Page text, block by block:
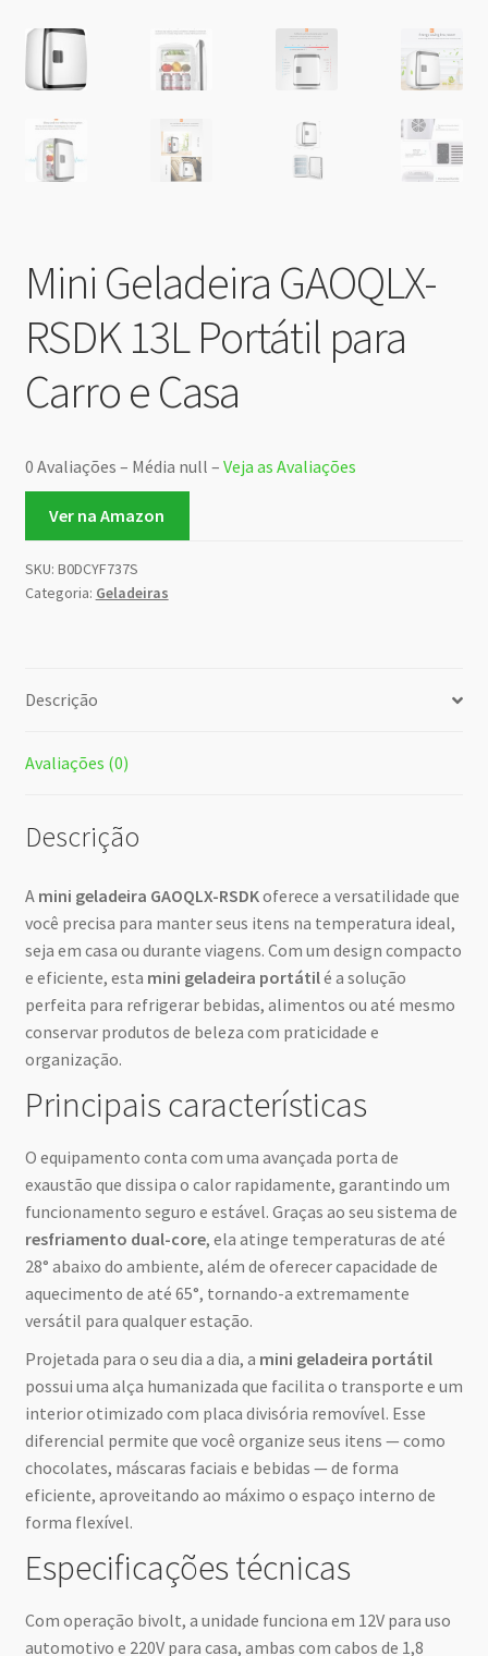
Mini Geladeira GAOQLX-
RSDK 13L Portátil para
Carro e Casa
0 Avaliações – Média null – Veja as Avaliações
Ver na Amazon
SKU: B0DCYF737S
Categoria: Geladeiras
Descrição
Avaliações (0)
Descrição
A mini geladeira GAOQLX-RSDKoferece a versatilidade que
você precisa para manter seus itens na temperatura ideal,
seja em casa ou durante viagens. Com um design compacto
e eficiente, esta mini geladeira portátilé a solução
perfeita para refrigerar bebidas, alimentos ou até mesmo
conservar produtos de beleza com praticidade e
organização.
Principais características
O equipamento conta com uma avançada porta de
exaustão que dissipa o calor rapidamente, garantindo um
funcionamento seguro e estável. Graças ao seu sistema de
resfriamento dual-core, ela atinge temperaturas de até
28° abaixo do ambiente, além de oferecer capacidade de
aquecimento de até 65°, tornando-a extremamente
versátil para qualquer estação.
Projetada para o seu dia a dia, a mini geladeira portátil
possui uma alça humanizada que facilita o transporte e um
interior otimizado com placa divisória removível. Esse
diferencial permite que você organize seus itens — como
chocolates, máscaras faciais e bebidas — de forma
eficiente, aproveitando ao máximo o espaço interno de
forma flexível.
Especificações técnicas
Com operação bivolt, a unidade funciona em 12V para uso
automotivo e 220V para casa, ambas com cabos de 1,8